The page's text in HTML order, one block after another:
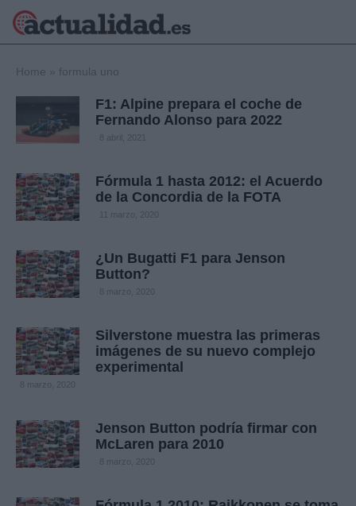
Política
Crónica
Economía
Internacional
Viajes
Deportes
Home » formula uno
F1: Alpine prepara el coche de
Fernando Alonso para 2022
8 abril, 2021
Fórmula 1 hasta 2012: el Acuerdo
de la Concordia de la FOTA
11 marzo, 2020
¿Un Bugatti F1 para Jenson
Button?
8 marzo, 2020
Silverstone muestra las primeras
imágenes de su nuevo complejo
experimental
8 marzo, 2020
Jenson Button podría firmar con
McLaren para 2010
8 marzo, 2020